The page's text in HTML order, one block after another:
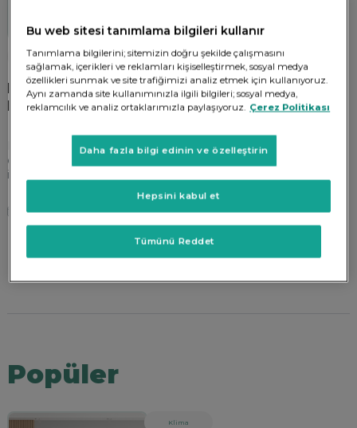
Klima
Klima BTU Hesaplama: Hangi Kapasitede
Klima Almalısınız?
Hangi BTU değerindeki klima size uygun? Farklı klima
çeşitleri ve kullanım alanları hakkında detaylı bilgileri
içerikte bulabilirsiniz.
18.10.2024 Paylaş
Popüler
Klima
Bu web sitesi tanımlama bilgileri kullanır
Tanımlama bilgilerini; sitemizin doğru şekilde çalışmasını
sağlamak, içerikleri ve reklamları kişiselleştirmek, sosyal medya
özellikleri sunmak ve site trafiğimizi analiz etmek için kullanıyoruz.
Aynı zamanda site kullanımınızla ilgili bilgileri; sosyal medya,
reklamcılık ve analiz ortaklarımızla paylaşıyoruz. Çerez Politikası
Daha fazla bilgi edinin ve özelleştirin
Tümünü Reddet
Hepsini kabul et